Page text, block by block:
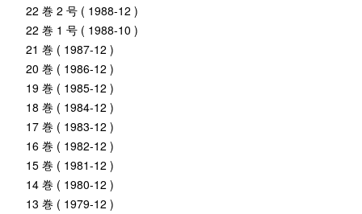
22 巻 2 号 ( 1988-12 )
22 巻 1 号 ( 1988-10 )
21 巻 ( 1987-12 )
20 巻 ( 1986-12 )
19 巻 ( 1985-12 )
18 巻 ( 1984-12 )
17 巻 ( 1983-12 )
16 巻 ( 1982-12 )
15 巻 ( 1981-12 )
14 巻 ( 1980-12 )
13 巻 ( 1979-12 )